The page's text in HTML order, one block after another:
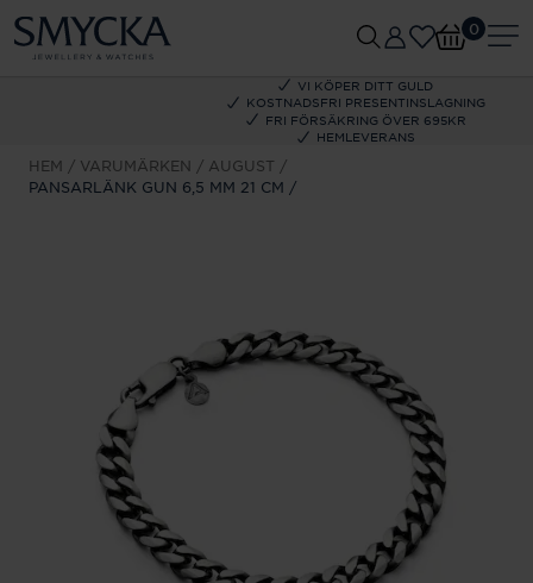
VI KÖPER DITT GULD
KOSTNADSFRI PRESENTINSLAGNING
FRI FÖRSÄKRING ÖVER 695KR
HEMLEVERANS
0
HEM VARUMÄRKEN
AUGUST
PANSARLÄNK GUN 6,5 MM 21 CM